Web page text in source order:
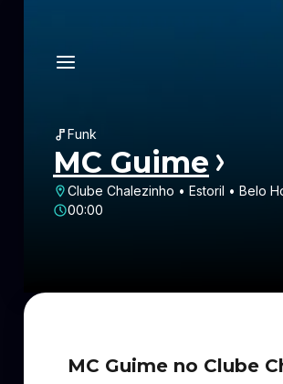
Funk
MC Guime
Clube Chalezinho • Estoril • Belo
00:00
MC Guime no Clube